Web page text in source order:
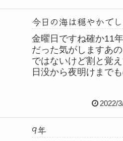
今日の海は穏やかで
金曜日ですね確か11
だった気がしますあ
ではないけど割と覚
日没から夜明けまで
2022/
9年